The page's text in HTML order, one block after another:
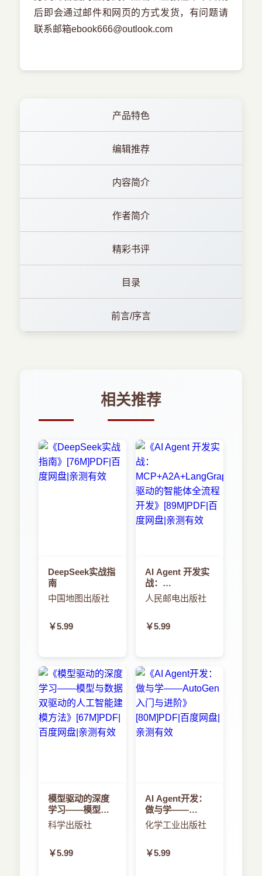
后即会通过邮件和网页的方式发货，有问题请
联系邮箱ebook666@outlook.com
产品特色
编辑推荐
内容简介
作者简介
精彩书评
目录
前言/序言
相关推荐
DeepSeek实战指
南
中国地图出版社
￥5.99
AI Agent 开发实
战：
MCP+A2A+LangGraph
驱动的智能体全
人民邮电出版社
￥5.99
模型驱动的深度
学习——模型与
数据双驱动的人
工智能建模方法
科学出版社
￥5.99
AI Agent开发：
做与学——
AutoGen入门与
进阶
化学工业出版社
￥5.99